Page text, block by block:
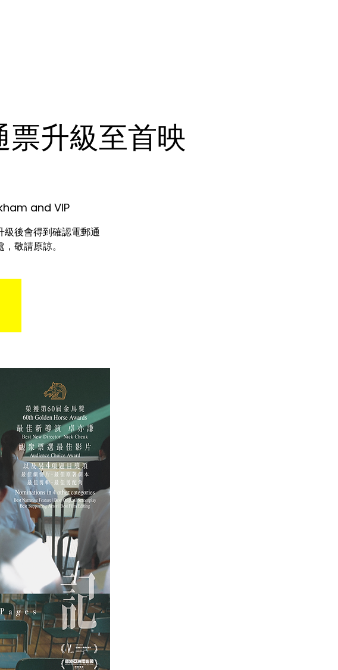
升級至首映
and VIP
後會得到確認電郵通
敬請原諒。